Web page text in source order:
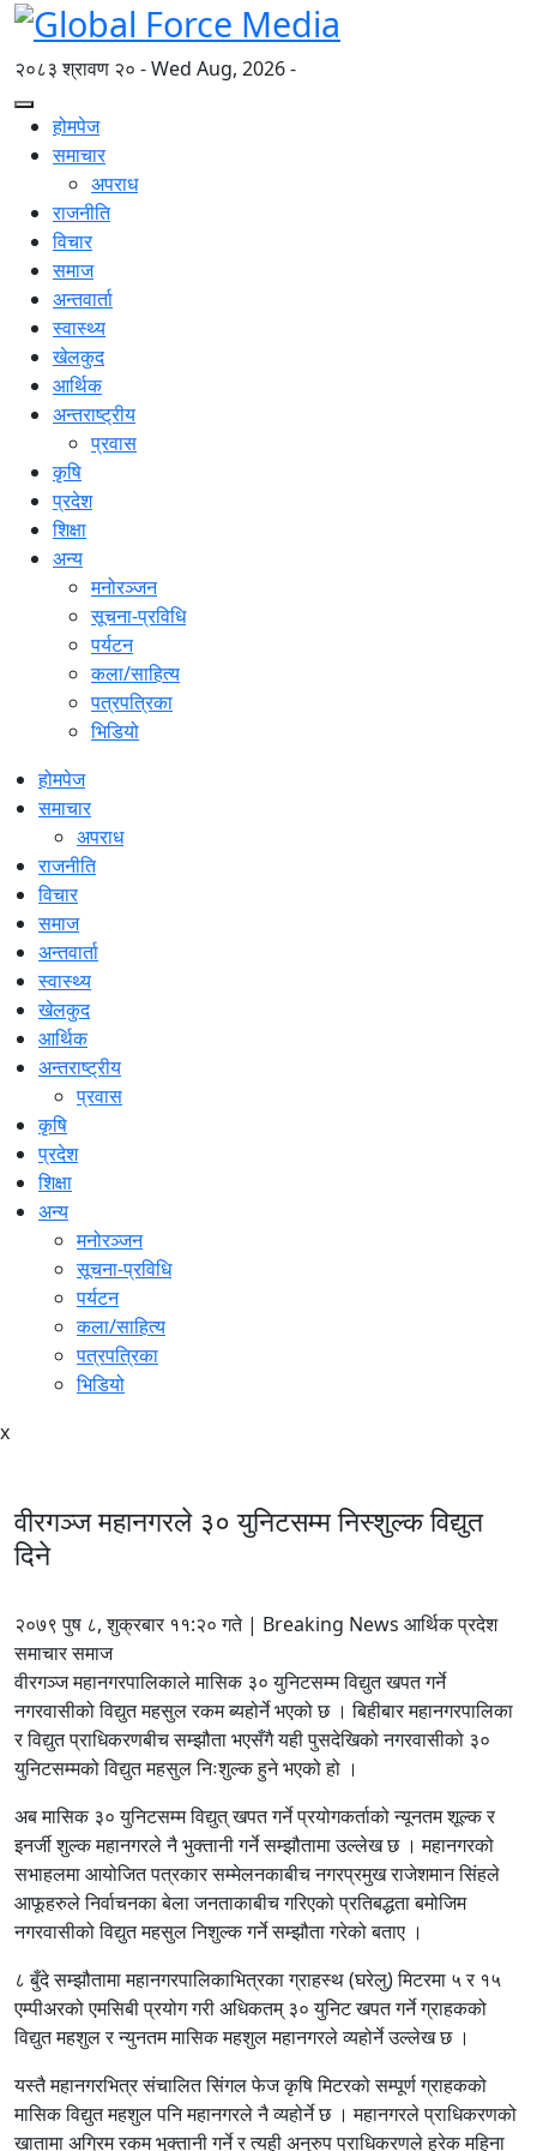
२०८३ श्रावण २० - Wed Aug, 2026 -
होमपेज
समाचार
अपराध
राजनीति
विचार
समाज
अन्तवार्ता
स्वास्थ्य
खेलकुद
आर्थिक
अन्तराष्ट्रीय
प्रवास
कृषि
प्रदेश
शिक्षा
अन्य
मनोरञ्जन
सूचना-प्रविधि
पर्यटन
कला/साहित्य
पत्रपत्रिका
भिडियो
होमपेज
समाचार
अपराध
राजनीति
विचार
समाज
अन्तवार्ता
स्वास्थ्य
खेलकुद
आर्थिक
अन्तराष्ट्रीय
प्रवास
कृषि
प्रदेश
शिक्षा
अन्य
मनोरञ्जन
सूचना-प्रविधि
पर्यटन
कला/साहित्य
पत्रपत्रिका
भिडियो
x
वीरगञ्ज महानगरले ३० युनिटसम्म निस्शुल्क विद्युत
दिने
२०७९ पुष ८, शुक्रबार ११:२० गते | Breaking News आर्थिक प्रदेश
समाचार समाज
वीरगञ्ज महानगरपालिकाले मासिक ३० युनिटसम्म विद्युत खपत गर्ने
नगरवासीको विद्युत महसुल रकम ब्यहोर्ने भएको छ । बिहीबार महानगरपालिका
र विद्युत प्राधिकरणबीच सम्झौता भएसँगै यही पुसदेखिको नगरवासीको ३०
युनिटसम्मको विद्युत महसुल निःशुल्क हुने भएको हो ।
अब मासिक ३० युनिटसम्म विद्युत् खपत गर्ने प्रयोगकर्ताको न्यूनतम शूल्क र
इनर्जी शुल्क महानगरले नै भुक्तानी गर्ने सम्झौतामा उल्लेख छ । महानगरको
सभाहलमा आयोजित पत्रकार सम्मेलनकाबीच नगरप्रमुख राजेशमान सिंहले
आफूहरुले निर्वाचनका बेला जनताकाबीच गरिएको प्रतिबद्धता बमोजिम
नगरवासीको विद्युत महसुल निशुल्क गर्ने सम्झौता गरेको बताए ।
८ बुँदे सम्झौतामा महानगरपालिकाभित्रका ग्राहस्थ (घरेलु) मिटरमा ५ र १५
एम्पीअरको एमसिबी प्रयोग गरी अधिकतम् ३० युनिट खपत गर्ने ग्राहकको
विद्युत महशुल र न्युनतम मासिक महशुल महानगरले व्यहोर्ने उल्लेख छ ।
यस्तै महानगरभित्र संचालित सिंगल फेज कृषि मिटरको सम्पूर्ण ग्राहकको
मासिक विद्युत महशुल पनि महानगरले नै व्यहोर्ने छ । महानगरले प्राधिकरणको
खातामा अग्रिम रकम भुक्तानी गर्ने र त्यही अनुरुप प्राधिकरणले हरेक महिना